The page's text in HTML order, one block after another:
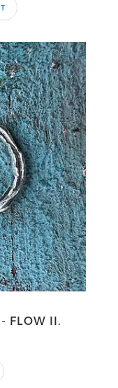
FLOW II.